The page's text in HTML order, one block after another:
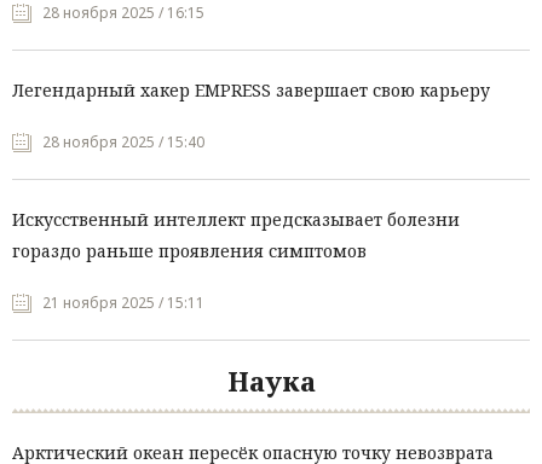
28 ноября 2025 / 16:15
Легендарный хакер EMPRESS завершает свою карьеру
28 ноября 2025 / 15:40
Искусственный интеллект предсказывает болезни
гораздо раньше проявления симптомов
21 ноября 2025 / 15:11
Наука
Арктический океан пересёк опасную точку невозврата